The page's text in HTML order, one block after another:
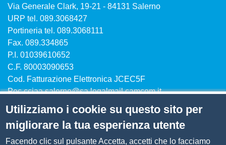
Via Generale Clark, 19-21 - 84131 Salerno
URP tel. 089.3068427
Portineria tel. 089.3068111
Fax. 089.334865
P.I. 01039610652
C.F. 80003090653
Cod. Fatturazione Elettronica JCEC5F
Peccciaa.salerno@sa.legalmail.camcom.it
Utilizziamo i cookie su questo sito per
migliorare la tua esperienza utente
Facendo clic sul pulsante Accetta, accetti che lo facciamo